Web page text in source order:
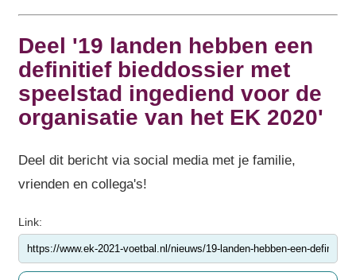
Deel '19 landen hebben een
definitief bieddossier met
speelstad ingediend voor de
organisatie van het EK 2020'
Deel dit bericht via social media met je familie,
vrienden en collega's!
Link: